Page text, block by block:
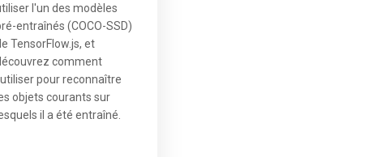
l'un des modèles
entraînés (COCO-SSD)
TensorFlow.js, et
comment
pour reconnaître
objets courants sur
il a été entraîné.